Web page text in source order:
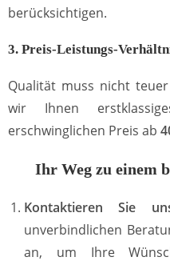
berücksichtigen.
3. Preis-Leistungs-
Qualität muss nicht
wir Ihnen
erschwinglichen Preis ab
Ihr Weg zu einem
Kontaktieren Sie
unverbindlichen
an, um Ihre